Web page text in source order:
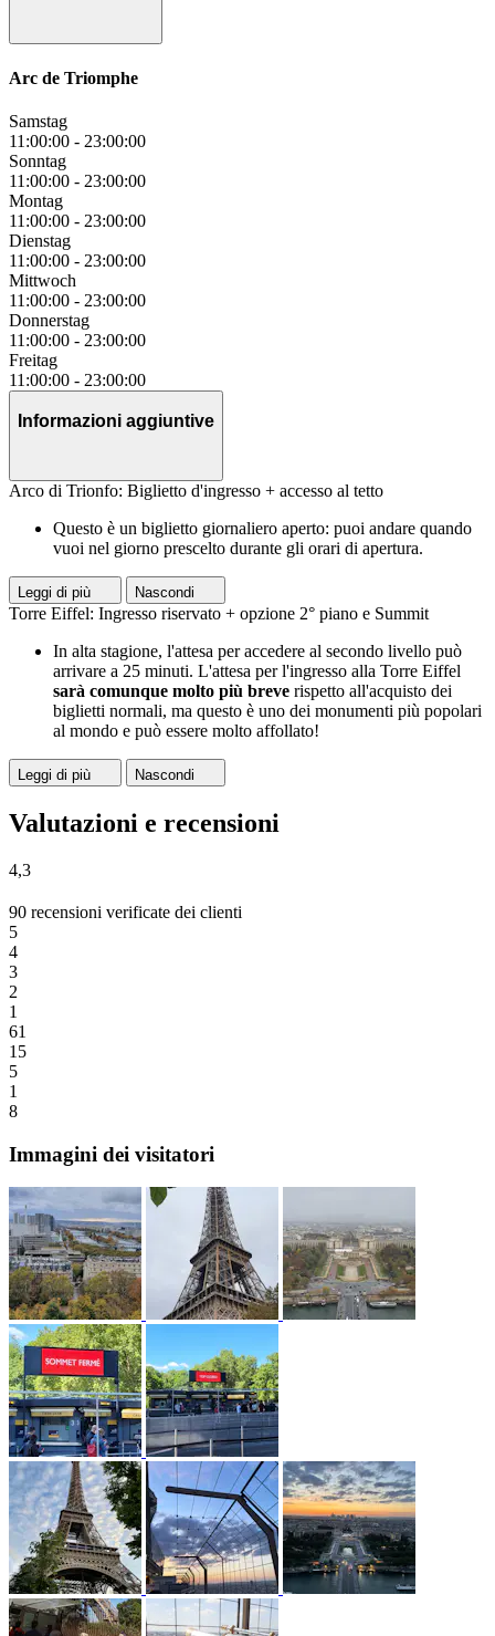
Arc de Triomphe
Samstag
11:00:00 - 23:00:00
Sonntag
11:00:00 - 23:00:00
Montag
11:00:00 - 23:00:00
Dienstag
11:00:00 - 23:00:00
Mittwoch
11:00:00 - 23:00:00
Donnerstag
11:00:00 - 23:00:00
Freitag
11:00:00 - 23:00:00
Informazioni aggiuntive
Arco di Trionfo: Biglietto d'ingresso + accesso al tetto
Questo è un biglietto giornaliero aperto: puoi andare quando
vuoi nel giorno prescelto durante gli orari di apertura.
Leggi di più Nascondi
Torre Eiffel: Ingresso riservato + opzione 2° piano e Summit
In alta stagione, l'attesa per accedere al secondo livello può
arrivare a 25 minuti. L'attesa per l'ingresso alla Torre Eiffel
sarà comunque molto più breve rispetto all'acquisto dei
biglietti normali, ma questo è uno dei monumenti più popolari
al mondo e può essere molto affollato!
Leggi di più Nascondi
Valutazioni e recensioni
4,3
90 recensioni verificate dei clienti
5
4
3
2
1
61
15
5
1
8
Immagini dei visitatori